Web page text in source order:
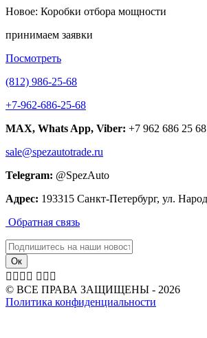
Новое: Коробки отбора мощности
принимаем заявки
Посмотреть
(812) 986-25-68
+7-962-686-25-68
MAX, Whats App, Viber: +7 962 686 25 68
sale@spezautotrade.ru
Telegram: @SpezAuto
Адрес: 193315 Санкт-Петербург, ул.
Обратная связь
      
© ВСЕ ПРАВА ЗАЩИЩЕНЫ - 2026
Политика конфиденциальности